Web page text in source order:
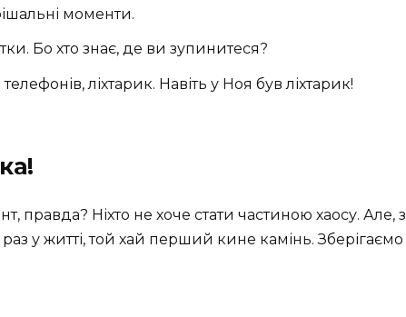
моменти.
Бо хто знає, де ви зупинитеся?
ліхтарик. Навіть у Ноя був ліхтарик!
правда? Ніхто не хоче стати частиною хаосу. Але, з
раз у житті, той хай перший кине камінь. Зберігаємо